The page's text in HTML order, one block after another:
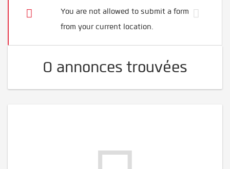
You are not allowed to submit a form
from your current location.
0 annonces trouvées